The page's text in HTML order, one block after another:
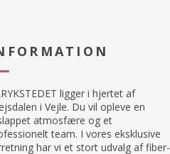
ligger i hjertet af
i Vejle. Du vil opleve en
atmosfære og et
team. I vores eksklusive
har vi et stort udvalg af fiber-